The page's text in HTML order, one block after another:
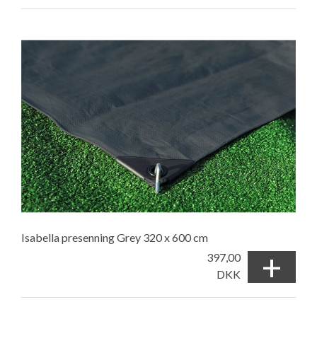
Isabella presenning Grey 320 x 600 cm
397,00
DKK
+